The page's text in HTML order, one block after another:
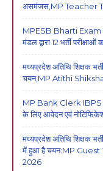
असमंजस,MP Teacher
MPESB Bharti Exam
मंडल द्वारा 12 भर्ती
मध्यप्रदेश अतिथि शिक्षक
चयन,MP Atithi
MP Bank Clerk IBPS
के लिए आवेदन एवं
मध्यप्रदेश अतिथि शिक्षक
में हुआ है चयन:MP
2026